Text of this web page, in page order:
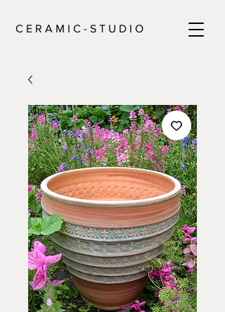
C E R A M I C - S T U D I O